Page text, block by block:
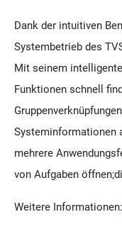
Dank der intuitiven
Systembetrieb des
Mit seinem
Funktionen schnell
Systeminformationen
mehrere
von Aufgaben
Weitere Informationen: